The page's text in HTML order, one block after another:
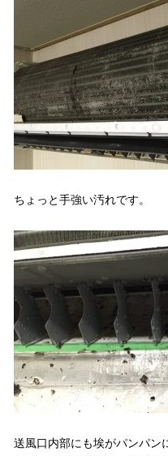
ちょっと手強い汚れです。
送風口内部にも埃がパンパン